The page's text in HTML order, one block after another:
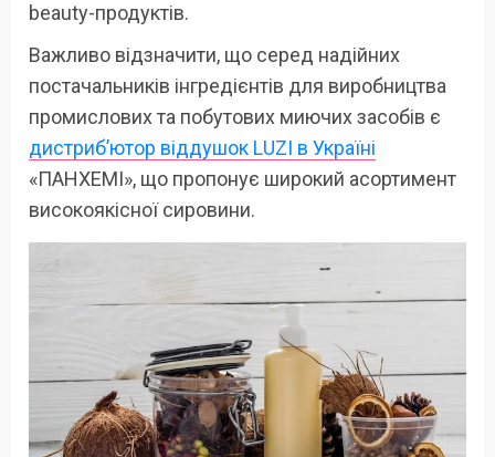
beauty-продуктів.
Важливо відзначити, що серед надійних
постачальників інгредієнтів для виробництва
промислових та побутових миючих засобів є
дистриб’ютор віддушок LUZI в Україні
«ПАНХЕМІ», що пропонує широкий асортимент
високоякісної сировини.